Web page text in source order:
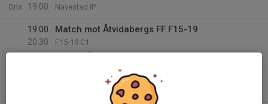
Ons
19:00
Navestad IP
19:00
20:30
Match mot Åtvidabergs FF F15-19
F15-19 C1
Kopparvallen